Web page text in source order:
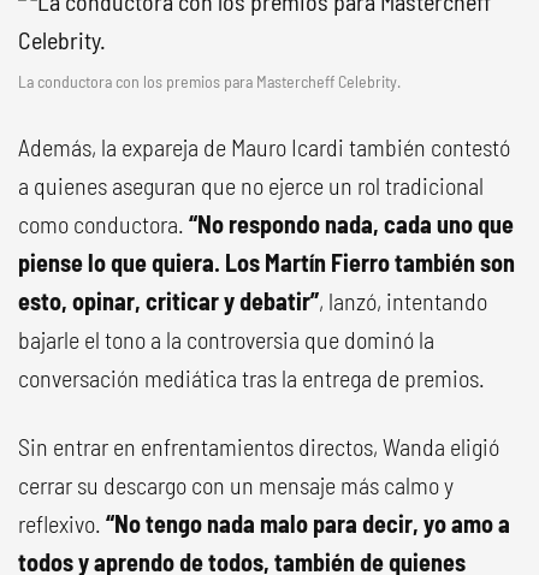
La conductora con los premios para Mastercheff Celebrity.
Además, la expareja de Mauro Icardi también contestó
a quienes aseguran que no ejerce un rol tradicional
como conductora. “No respondo nada, cada uno que
piense lo que quiera. Los Martín Fierro también son
esto, opinar, criticar y debatir”, lanzó, intentando
bajarle el tono a la controversia que dominó la
conversación mediática tras la entrega de premios.
Sin entrar en enfrentamientos directos, Wanda eligió
cerrar su descargo con un mensaje más calmo y
reflexivo. “No tengo nada malo para decir, yo amo a
todos y aprendo de todos, también de quienes